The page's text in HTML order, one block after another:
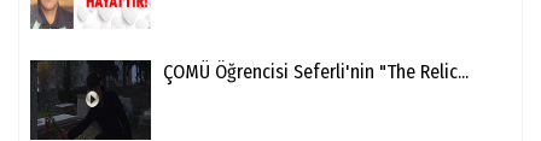
ÇOMÜ Öğrencisi Seferli'nin "The Relic...